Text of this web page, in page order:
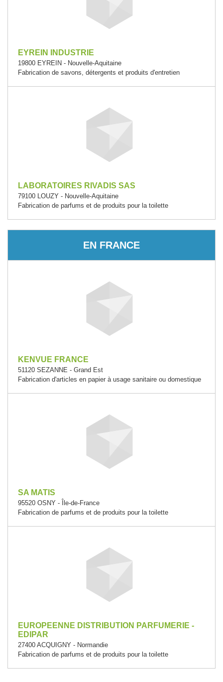
EYREIN INDUSTRIE
19800 EYREIN - Nouvelle-Aquitaine
Fabrication de savons, détergents et produits d'entretien
LABORATOIRES RIVADIS SAS
79100 LOUZY - Nouvelle-Aquitaine
Fabrication de parfums et de produits pour la toilette
EN FRANCE
KENVUE FRANCE
51120 SEZANNE - Grand Est
Fabrication d'articles en papier à usage sanitaire ou domestique
SA MATIS
95520 OSNY - Île-de-France
Fabrication de parfums et de produits pour la toilette
EUROPEENNE DISTRIBUTION PARFUMERIE -
EDIPAR
27400 ACQUIGNY - Normandie
Fabrication de parfums et de produits pour la toilette